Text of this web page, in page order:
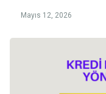
Mayıs 12, 2026